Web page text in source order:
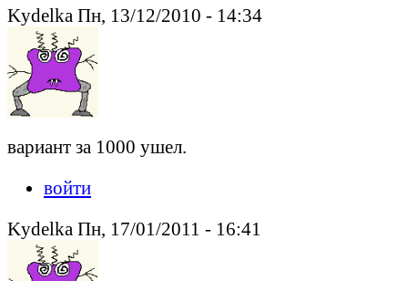
Kydelka Пн, 13/12/2010 - 14:34
вариант за 1000 ушел.
войти
Kydelka Пн, 17/01/2011 - 16:41